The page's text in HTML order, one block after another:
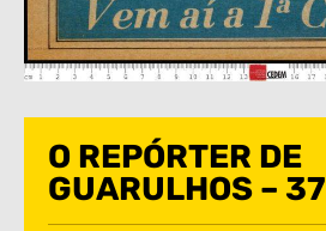
O REPÓRTER DE
GUARULHOS – 37